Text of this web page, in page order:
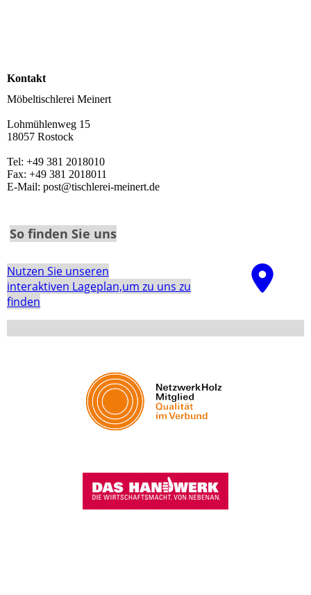
Kontakt
Möbeltischlerei Meinert
Lohmühlenweg 15
18057 Rostock
Tel: +49 381 2018010
Fax: +49 381 2018011
E-Mail: post@tischlerei-meinert.de
So finden Sie uns
Nutzen Sie unseren
interaktiven La­ge­plan,um zu uns zu
finden